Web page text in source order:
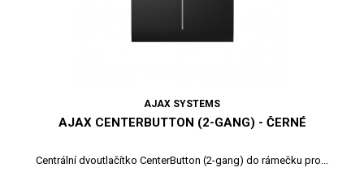
AJAX SYSTEMS
AJAX CENTERBUTTON (2-GANG) - ČERNÉ
Centrální dvoutlačítko CenterButton (2-gang) do rámečku pro...